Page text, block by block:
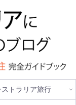
ストラリア旅行